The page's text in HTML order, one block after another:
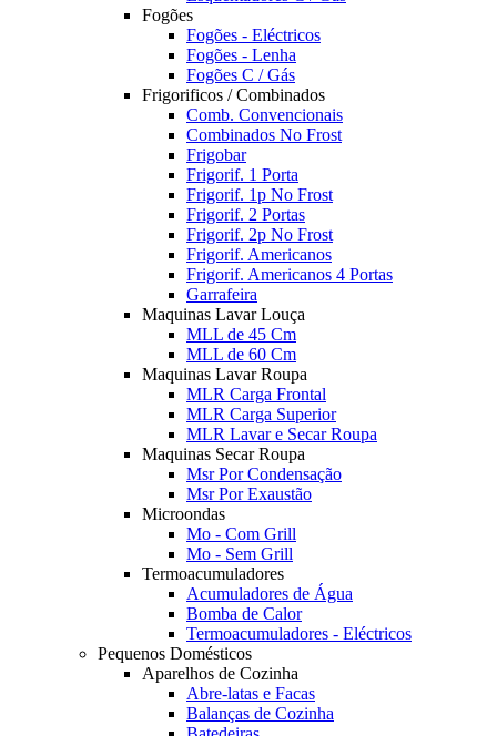
Fogões
Fogões - Eléctricos
Fogões - Lenha
Fogões C / Gás
Frigorificos / Combinados
Comb. Convencionais
Combinados No Frost
Frigobar
Frigorif. 1 Porta
Frigorif. 1p No Frost
Frigorif. 2 Portas
Frigorif. 2p No Frost
Frigorif. Americanos
Frigorif. Americanos 4 Portas
Garrafeira
Maquinas Lavar Louça
MLL de 45 Cm
MLL de 60 Cm
Maquinas Lavar Roupa
MLR Carga Frontal
MLR Carga Superior
MLR Lavar e Secar Roupa
Maquinas Secar Roupa
Msr Por Condensação
Msr Por Exaustão
Microondas
Mo - Com Grill
Mo - Sem Grill
Termoacumuladores
Acumuladores de Água
Bomba de Calor
Termoacumuladores - Eléctricos
Pequenos Domésticos
Aparelhos de Cozinha
Abre-latas e Facas
Balanças de Cozinha